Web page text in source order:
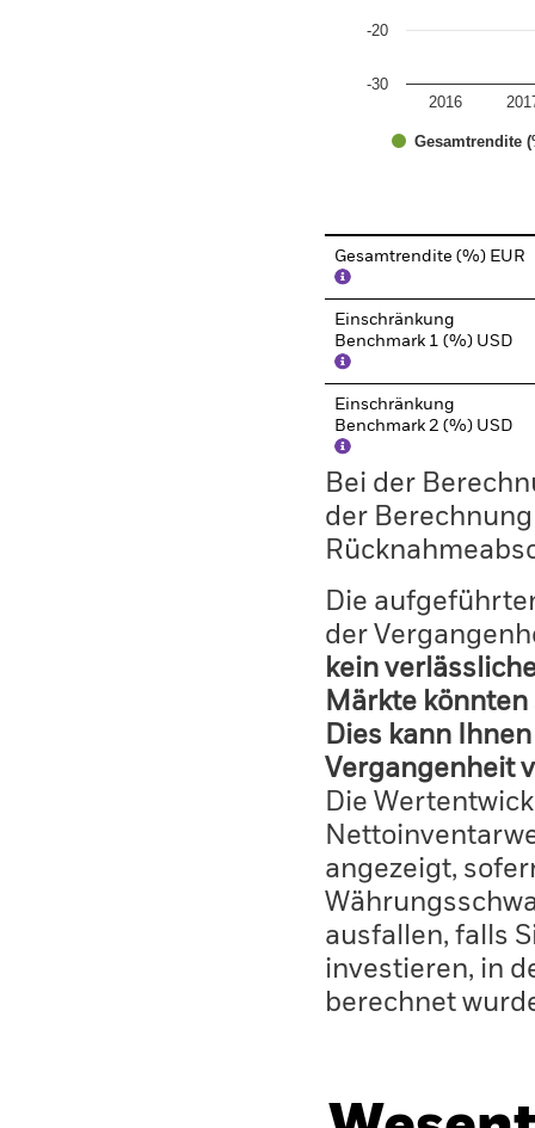
Gesamtrendite
2016
-30
-20
Gesamtrendite (%) EUR
Einschränkung
Benchmark 1 (%) USD
Einschränkung
Benchmark 2 (%) USD
Bei der
der
Die
der
kein
Märkte
Dies kann
Vergangenheit
Die
angezeigt,
ausfallen, falls
investieren, in
berechnet